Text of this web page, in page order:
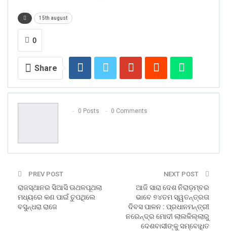
15th august
0
Share
0 Posts 0 Comments
PREV POST
ରାଜସ୍ଥାନର ସିଆସି ଊଥଳପୂଥଲା
ମଧ୍ୟରେ କଣ ପାଇଁ ଚୁପଥିଲେ
ବସୁନ୍ଧରା ରାଜେ
NEXT POST
ଆଜି ସାରା ଦେଶ ନିରାଡ଼ମ୍ବର
ଭାବେ ୭୪ତମ ସ୍ୱତନ୍ତ୍ରତା
ଦିବସ ପାଳନ : ପ୍ରଧାନମନ୍ତ୍ରୀ
ନରେନ୍ଦ୍ର ମୋଦୀ ଲାଲକିଲ୍ଲାରୁ
ଦେଶବାସୀଙ୍କୁ ସମ୍ବୋଧିତ